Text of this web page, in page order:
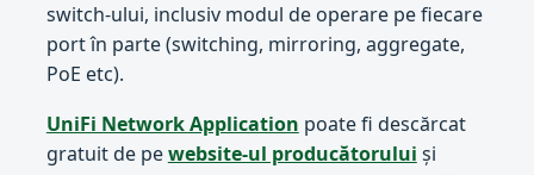
switch-ului, inclusiv modul de operare pe fiecare
port în parte (switching, mirroring, aggregate,
PoE etc).
UniFi Network Application poate fi descărcat
gratuit de pewebsite-ul producătorului și